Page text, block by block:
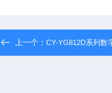
上一个：CY-YG812D系列数